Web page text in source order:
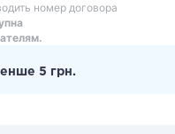
номер договора
5 грн.